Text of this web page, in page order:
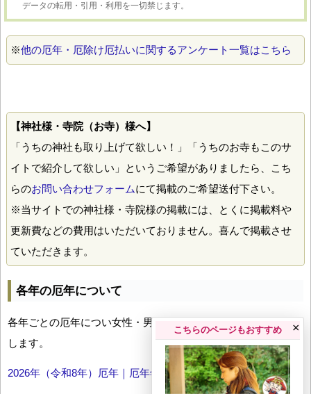
データの転用・引用・利用を一切禁じます。
※他の厄年・厄除け厄払いに関するアンケート一覧はこちら
【神社様・寺院（お寺）様へ】
「うちの神社も取り上げて欲しい！」「うちのお寺もこのサ
イトで紹介して欲しい」というご希望がありましたら、こち
らのお問い合わせフォームにて掲載のご希望送付下さい。
※当サイトでの神社様・寺院様の掲載には、とくに掲載料や
更新費などの費用はいただいておりません。喜んで掲載させ
ていただきます。
各年の厄年について
各年ごとの厄年につい女性・男性の年齢早見表とともにお伝え
します。
2026年（令和8年）厄年｜厄年年齢早見表
こちらのページもおすすめ ×